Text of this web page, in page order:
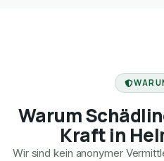
Warum
Kraft in
Wir sind kein anonymer